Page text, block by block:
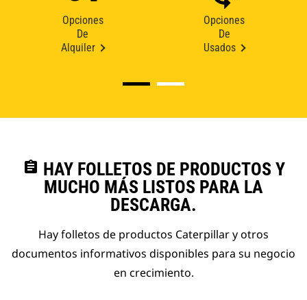
Opciones
De
Alquiler
Opciones
De
Usados
assignment HAY FOLLETOS DE PRODUCTOS Y
MUCHO MÁS LISTOS PARA LA
DESCARGA.
Hay folletos de productos Caterpillar y otros
documentos informativos disponibles para su negocio
en crecimiento.